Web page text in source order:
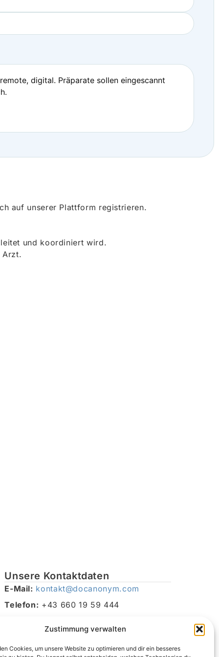
Zustimmung verwalten
Cookies, um unsere Website zu optimieren und dir ein besseres
digital. Präparate sollen eingescannt
auf unserer Plattform registrieren.
und koordiniert wird.
Arzt.
Unsere Kontaktdaten
E-Mail: kontakt@docanonym.com
Telefon: +43 660 19 59 444
Traunsee, Österreich